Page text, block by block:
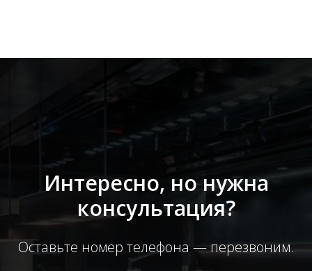
Интересно, но нужна
консультация?
Оставьте номер телефона — перезвоним.